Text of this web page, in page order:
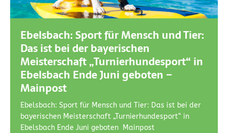
Ebelsbach: Sport für Mensch und Tier:
Das ist bei der bayerischen
Meisterschaft „Turnierhundesport“ in
Ebelsbach Ende Juni geboten –
Mainpost
Ebelsbach: Sport für Mensch und Tier: Das ist bei der
bayerischen Meisterschaft „Turnierhundesport“ in
Ebelsbach Ende Juni geboten Mainpost